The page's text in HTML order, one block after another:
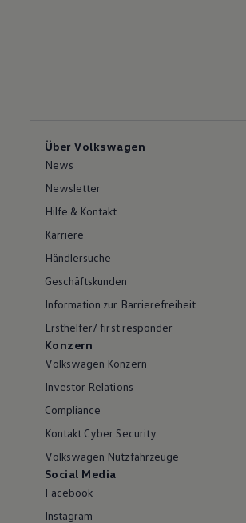
Über Volkswagen
News
Newsletter
Hilfe & Kontakt
Karriere
Händlersuche
Geschäftskunden
Information zur Barrierefreiheit
Ersthelfer/ first responder
Konzern
Volkswagen Konzern
Investor Relations
Compliance
Kontakt Cyber Security
Volkswagen Nutzfahrzeuge
Social Media
Facebook
Instagram